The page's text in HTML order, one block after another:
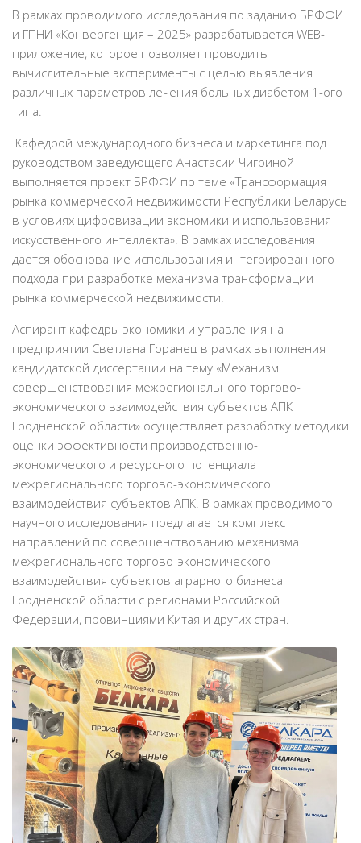
В рамках проводимого исследования по заданию БРФФИ
и ГПНИ «Конвергенция – 2025» разрабатывается WEB-
приложение, которое позволяет проводить
вычислительные эксперименты с целью выявления
различных параметров лечения больных диабетом 1-ого
типа.
Кафедрой международного бизнеса и маркетинга под
руководством заведующего Анастасии Чигриной
выполняется проект БРФФИ по теме «Трансформация
рынка коммерческой недвижимости Республики Беларусь
в условиях цифровизации экономики и использования
искусственного интеллекта». В рамках исследования
дается обоснование использования интегрированного
подхода при разработке механизма трансформации
рынка коммерческой недвижимости.
Аспирант кафедры экономики и управления на
предприятии Светлана Горанец в рамках выполнения
кандидатской диссертации на тему «Механизм
совершенствования межрегионального торгово-
экономического взаимодействия субъектов АПК
Гродненской области» осуществляет разработку методики
оценки эффективности производственно-
экономического и ресурсного потенциала
межрегионального торгово-экономического
взаимодействия субъектов АПК. В рамках проводимого
научного исследования предлагается комплекс
направлений по совершенствованию механизма
межрегионального торгово-экономического
взаимодействия субъектов аграрного бизнеса
Гродненской области с регионами Российской
Федерации, провинциями Китая и других стран.